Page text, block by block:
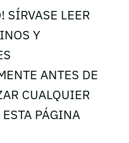
SÍRVASE LEER
Y
ANTES DE
CUALQUIER
PÁGINA